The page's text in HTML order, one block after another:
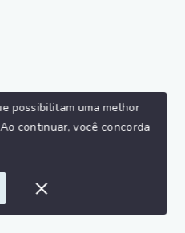
- Todos os direitos
possibilitam uma melhor
Ao continuar, você concorda